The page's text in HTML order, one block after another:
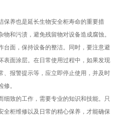
保养也是延长生物安全柜寿命的重要措
和污渍，避免残留物对设备造成腐蚀。
台面，保持设备的整洁。同时，要注意避
表面涂层。在日常使用过程中，如果发现
、报警提示等，应立即停止使用，并及时
。
细致的工作，需要专业的知识和技能。只
全柜维修以及日常的精心保养，才能确保